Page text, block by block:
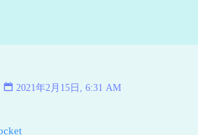
2021年2月15日, 6:31 AM